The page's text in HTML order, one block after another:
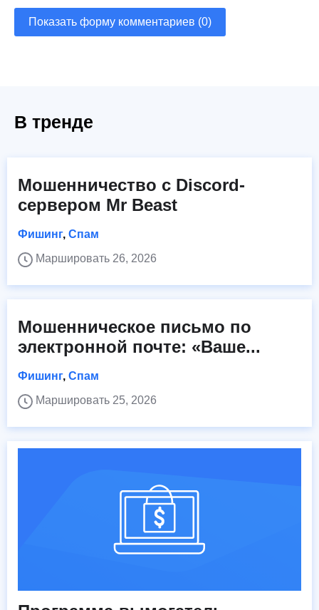
Показать форму комментариев (0)
В тренде
Мошенничество с Discord-
сервером Mr Beast
Фишинг, Спам
Маршировать 26, 2026
Мошенническое письмо по
электронной почте: «Ваше...
Фишинг, Спам
Маршировать 25, 2026